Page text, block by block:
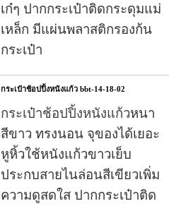
เก๋ๆ ปากกระเป๋าติดกระดุมแม่
เหล็ก มีแผ่นพลาสติกรองก้น
กระเป๋า
กระเป๋าช้อปปิ้งหนังแก้ว bbt-14-18-02
กระเป๋าช้อปปิ้งหนังแก้วหนา
สีขาว ทรงนอน จุของได้เยอะ
หูหิ้วใช้หนังแก้วขาวเย็บ
ประกบสายไนล่อนสีเขียวเพิ่ม
ความดูสดใส ปากกระเป๋าติด